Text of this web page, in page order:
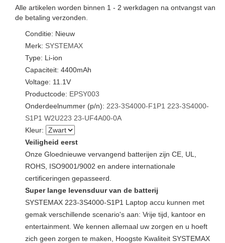
Alle artikelen worden binnen 1 - 2 werkdagen na ontvangst van
de betaling verzonden.
Conditie: Nieuw
Merk: SYSTEMAX
Type: Li-ion
Capaciteit: 4400mAh
Voltage: 11.1V
Productcode: EPSY003
Onderdeelnummer (p/n): 223-3S4000-F1P1 223-3S4000-
S1P1 W2U223 23-UF4A00-0A
Kleur:
Veiligheid eerst
Onze Gloednieuwe vervangend batterijen zijn CE, UL,
ROHS, ISO9001/9002 en andere internationale
certificeringen gepasseerd.
Super lange levensduur van de batterij
SYSTEMAX 223-3S4000-S1P1 Laptop accu kunnen met
gemak verschillende scenario's aan: Vrije tijd, kantoor en
entertainment. We kennen allemaal uw zorgen en u hoeft
zich geen zorgen te maken, Hoogste Kwaliteit SYSTEMAX